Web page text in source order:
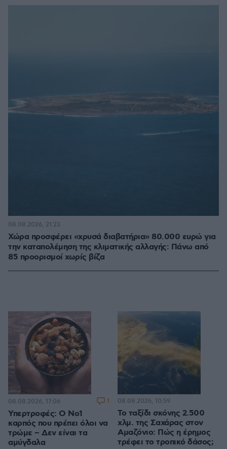
Χώρα προσφέρει «χρυσά διαβατήρια» 80.000 ευρώ για
την καταπολέμηση της κλιματικής αλλαγής: Πάνω από
85 προορισμοί χωρίς βίζα
08.08.2026, 21:23
Υπερτροφές: Ο Νο1
καρπός που πρέπει όλοι να
τρώμε – Δεν είναι τα
αμύγδαλα
08.08.2026, 17:06 1
Το ταξίδι σκόνης 2.500
χλμ. της Σαχάρας στον
Αμαζόνιο: Πώς η έρημος
τρέφει το τροπικό δάσος;
08.08.2026, 10:59